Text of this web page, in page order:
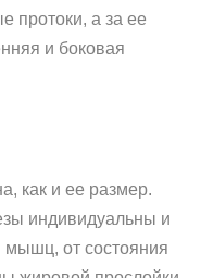
протоки, а за ее
и боковая
как и ее размер.
индивидуальны и
мышц, от состояния